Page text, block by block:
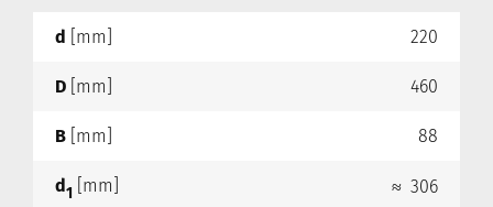
d [mm] 220
D [mm] 460
B [mm] 88
d1 [mm] ≈ 306